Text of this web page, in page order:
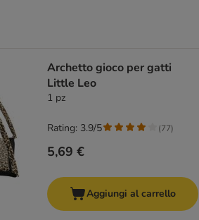
Archetto gioco per gatti
Little Leo
1 pz
5,69 €
Rating: 3.9/5 (77)
Aggiungi al carrello